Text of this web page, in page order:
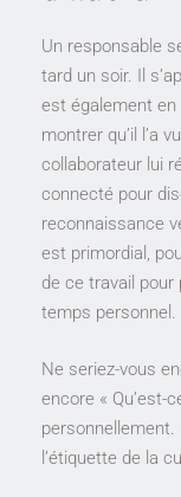
Un responsable
tard un soir. Il
est également en
montrer qu’il l’a
collaborateur lui
connecté pour
reconnaissance
est primordial,
de ce travail
temps personnel.
Ne seriez-vous
encore « Qu’est-
l’étiquette de la